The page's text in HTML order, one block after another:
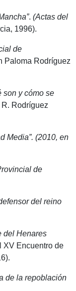
. (Actas del
1996).
de
Paloma Rodríguez
son y cómo se
Rodríguez
Media”. (2010, en
de
del reino
del Henares
XV Encuentro de
de la repoblación